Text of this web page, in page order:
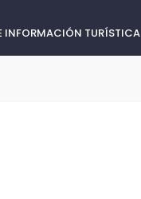
INFORMACIÓN TURÍSTICA